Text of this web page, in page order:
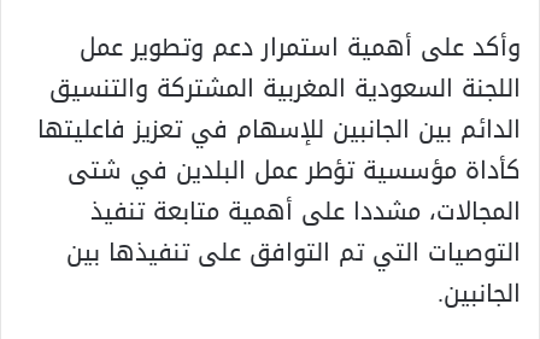
وأكد على أهمية استمرار دعم وتطوير عمل
اللجنة السعودية المغربية المشتركة والتنسيق
الدائم بين الجانبين للإسهام في تعزيز فاعليتها
كأداة مؤسسية تؤطر عمل البلدين في شتى
المجالات، مشددا على أهمية متابعة تنفيذ
التوصيات التي تم التوافق على تنفيذها بين
الجانبين.